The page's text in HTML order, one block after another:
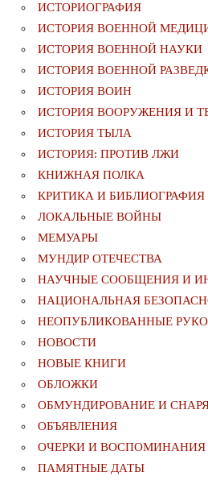
ИСТОРИОГРАФИЯ
ИСТОРИЯ ВОЕННОЙ
ИСТОРИЯ ВОЕННОЙ НАУКИ
ИСТОРИЯ ВОЕННОЙ
ИСТОРИЯ ВОИН
ИСТОРИЯ ВООРУЖЕНИЯ И
ИСТОРИЯ ТЫЛА
ИСТОРИЯ: ПРОТИВ ЛЖИ
КНИЖНАЯ ПОЛКА
КРИТИКА И БИБЛИОГРАФИЯ
ЛОКАЛЬНЫЕ ВОЙНЫ
МЕМУАРЫ
МУНДИР ОТЕЧЕСТВА
НАУЧНЫЕ СООБЩЕНИЯ И
НАЦИОНАЛЬНАЯ
НЕОПУБЛИКОВАННЫЕ
НОВОСТИ
НОВЫЕ КНИГИ
ОБЛОЖКИ
ОБМУНДИРОВАНИЕ И
ОБЪЯВЛЕНИЯ
ОЧЕРКИ И ВОСПОМИНАНИЯ
ПАМЯТНЫЕ ДАТЫ